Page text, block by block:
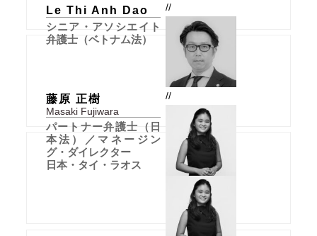
Le Thi Anh Dao
シニア・アソシエイト
弁護士（ベトナム法）
//
藤原 正樹
Masaki Fujiwara
パートナー弁護士（日
本法）／マネージン
グ・ダイレクター
日本・タイ・ラオス
//